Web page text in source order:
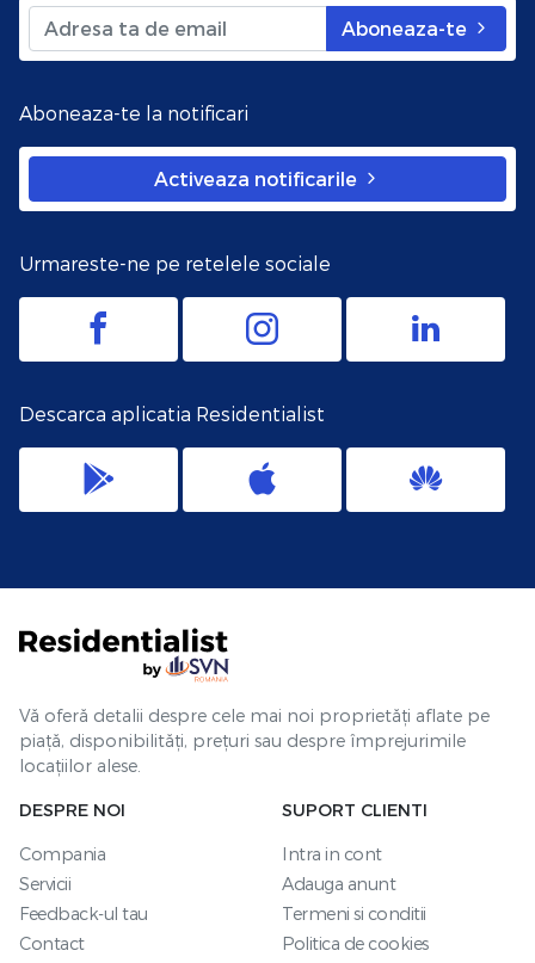
Aboneaza-te
Aboneaza-te la notificari
Activeaza notificarile
Urmareste-ne pe retelele sociale
Descarca aplicatia Residentialist
Vă oferă detalii despre cele mai noi proprietăți aflate pe
piață, disponibilități, prețuri sau despre împrejurimile
locațiilor alese.
DESPRE NOI
Compania
Servicii
Feedback-ul tau
Contact
SUPORT CLIENTI
Intra in cont
Adauga anunt
Termeni si conditii
Politica de cookies